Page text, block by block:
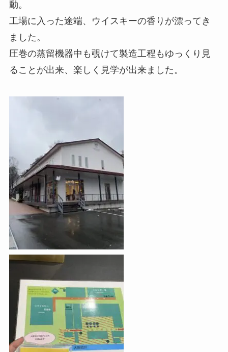
動。
工場に入った途端、ウイスキーの香りが漂ってき
ました。
圧巻の蒸留機器中も覗けて製造工程もゆっくり見
ることが出来、楽しく見学が出来ました。